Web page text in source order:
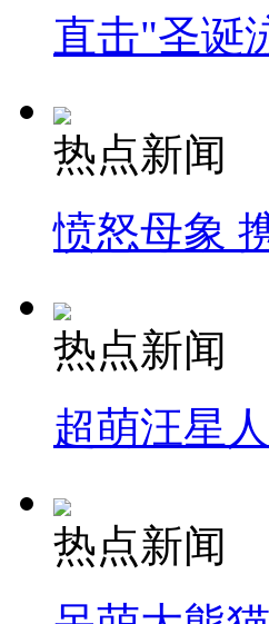
直击"圣诞
热点新闻
愤怒母象
热点新闻
超萌汪星
热点新闻